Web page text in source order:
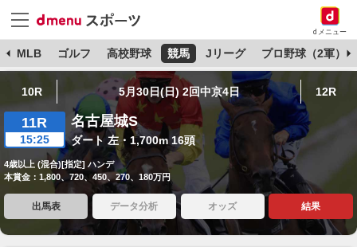
dメニュー
MLB ゴルフ 高校野球 競馬 Jリーグ プロ野球（2軍）
10R 5月30日(日) 2回中京4日 12R
11R
15:25
名古屋城S
ダート 左・1,700m 16頭
4歳以上 (混合)[指定] ハンデ
本賞金：1,800、720、450、270、180万円
出馬表 データ分析 オッズ 結果